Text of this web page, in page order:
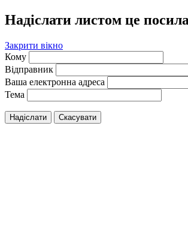
Надіслати листом це
Закрити вікно
Кому
Відправник
Ваша електронна адреса
Тема
Надіслати Скасувати